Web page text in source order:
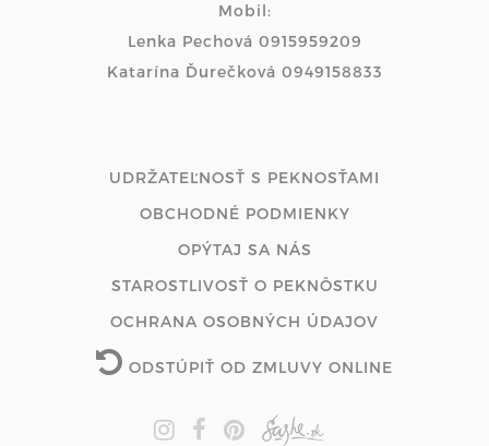
Mobil:
Lenka Pechová 0915959209
Katarína Ďurečková 0949158833
UDRŽATEĽNOSŤ S PEKNOSŤAMI
OBCHODNÉ PODMIENKY
OPÝTAJ SA NÁS
STAROSTLIVOSŤ O PEKNÔSTKU
OCHRANA OSOBNÝCH ÚDAJOV
ODSTÚPIŤ OD ZMLUVY ONLINE